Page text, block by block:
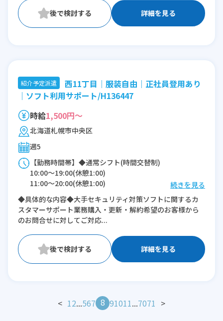
詳細を見る
紹介予定派遣
西11丁目｜服装自由｜正社員登用あり
｜ソフト利用サポート/H136447
時給1,500円～
北海道札幌市中央区
週5
【勤務時間帯】◆通常シフト(時間交替制)
10:00〜19:00(休憩1:00)
11:00〜20:00(休憩1:00)
12:00〜21:00(休憩1:00)
※残業：5〜10時間程度/月
続きを見る
◆具体的な内容◆大手セキュリティ対策ソフトに関するカ
スタマーサポート業務購入・更新・解約希望のお客様から
のお問合せに対してご対応...
詳細を見る
< 12...567 8 91011...7071 >